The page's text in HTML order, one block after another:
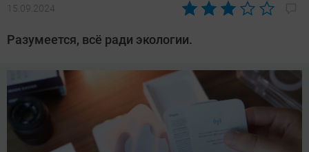
15.09.2024
Автор:
Довлатова
Разумеется, всё ради экологии.